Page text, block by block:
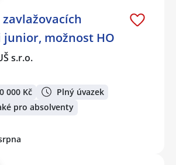
junior, možnost HO
s.r.o.
000 Kč
Plný úvazek
pro absolventy